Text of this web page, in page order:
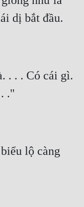
dị bắt đầu.
. . . Có cái gì.
."
lộ càng